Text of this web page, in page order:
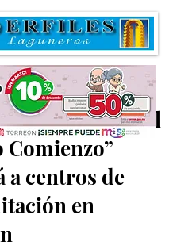
Copa de Fútbol
Comienzo”
a centros de
en